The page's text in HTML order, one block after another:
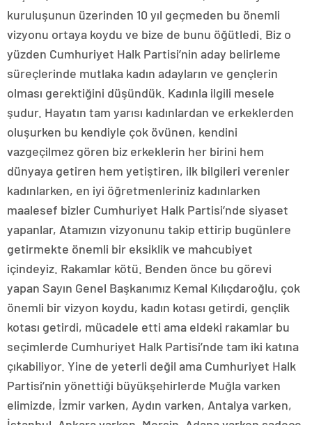
kuruluşunun üzerinden 10 yıl geçmeden bu önemli
vizyonu ortaya koydu ve bize de bunu öğütledi. Biz o
yüzden Cumhuriyet Halk Partisi’nin aday belirleme
süreçlerinde mutlaka kadın adayların ve gençlerin
olması gerektiğini düşündük. Kadınla ilgili mesele
şudur. Hayatın tam yarısı kadınlardan ve erkeklerden
oluşurken bu kendiyle çok övünen, kendini
vazgeçilmez gören biz erkeklerin her birini hem
dünyaya getiren hem yetiştiren, ilk bilgileri verenler
kadınlarken, en iyi öğretmenleriniz kadınlarken
maalesef bizler Cumhuriyet Halk Partisi’nde siyaset
yapanlar, Atamızın vizyonunu takip ettirip bugünlere
getirmekte önemli bir eksiklik ve mahcubiyet
içindeyiz. Rakamlar kötü. Benden önce bu görevi
yapan Sayın Genel Başkanımız Kemal Kılıçdaroğlu, çok
önemli bir vizyon koydu, kadın kotası getirdi, gençlik
kotası getirdi, mücadele etti ama eldeki rakamlar bu
seçimlerde Cumhuriyet Halk Partisi’nde tam iki katına
çıkabiliyor. Yine de yeterli değil ama Cumhuriyet Halk
Partisi’nin yönettiği büyükşehirlerde Muğla varken
elimizde, İzmir varken, Aydın varken, Antalya varken,